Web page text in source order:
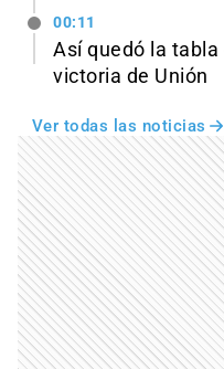
00:11
Así quedó la
victoria de Unión
Ver todas las noticias